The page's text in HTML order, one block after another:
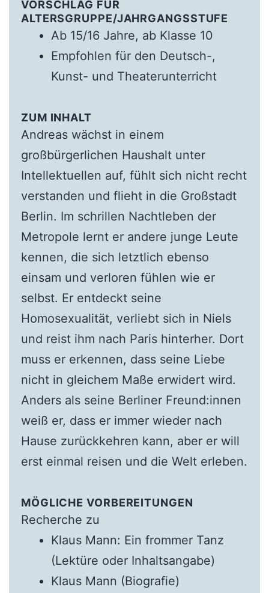
VORSCHLAG FÜR
ALTERSGRUPPE/JAHRGANGSSTUFE
Ab 15/16 Jahre, ab Klasse 10
Empfohlen für den Deutsch-,
Kunst- und Theaterunterricht
ZUM INHALT
Andreas wächst in einem
großbürgerlichen Haushalt unter
Intellektuellen auf, fühlt sich nicht recht
verstanden und flieht in die Großstadt
Berlin. Im schrillen Nachtleben der
Metropole lernt er andere junge Leute
kennen, die sich letztlich ebenso
einsam und verloren fühlen wie er
selbst. Er entdeckt seine
Homosexualität, verliebt sich in Niels
und reist ihm nach Paris hinterher. Dort
muss er erkennen, dass seine Liebe
nicht in gleichem Maße erwidert wird.
Anders als seine Berliner Freund:innen
weiß er, dass er immer wieder nach
Hause zurückkehren kann, aber er will
erst einmal reisen und die Welt erleben.
MÖGLICHE VORBEREITUNGEN
Recherche zu
Klaus Mann: Ein frommer Tanz
(Lektüre oder Inhaltsangabe)
Klaus Mann (Biografie)